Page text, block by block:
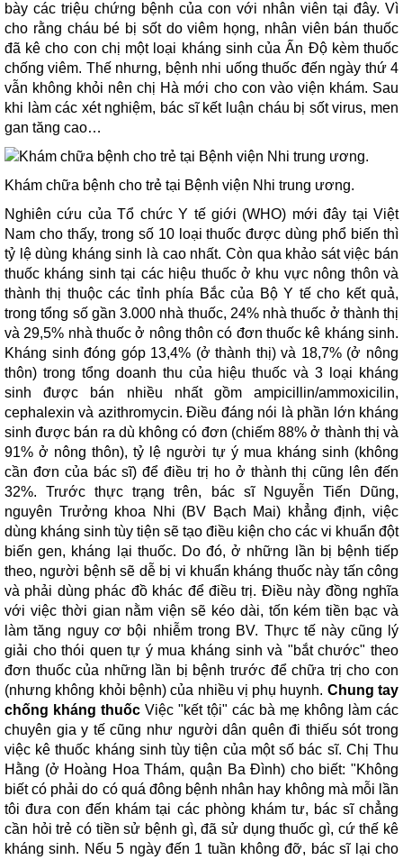
bày các triệu chứng bệnh của con với nhân viên tại đây. Vì
cho rằng cháu bé bị sốt do viêm họng, nhân viên bán thuốc
đã kê cho con chị một loại kháng sinh của Ấn Độ kèm thuốc
chống viêm. Thế nhưng, bệnh nhi uống thuốc đến ngày thứ 4
vẫn không khỏi nên chị Hà mới cho con vào viện khám. Sau
khi làm các xét nghiệm, bác sĩ kết luận cháu bị sốt virus, men
gan tăng cao…
Khám chữa bệnh cho trẻ tại Bệnh viện Nhi trung ương.
Nghiên cứu của Tổ chức Y tế giới (WHO) mới đây tại Việt
Nam cho thấy, trong số 10 loại thuốc được dùng phổ biến thì
tỷ lệ dùng kháng sinh là cao nhất. Còn qua khảo sát việc bán
thuốc kháng sinh tại các hiệu thuốc ở khu vực nông thôn và
thành thị thuộc các tỉnh phía Bắc của Bộ Y tế cho kết quả,
trong tổng số gần 3.000 nhà thuốc, 24% nhà thuốc ở thành thị
và 29,5% nhà thuốc ở nông thôn có đơn thuốc kê kháng sinh.
Kháng sinh đóng góp 13,4% (ở thành thị) và 18,7% (ở nông
thôn) trong tổng doanh thu của hiệu thuốc và 3 loại kháng
sinh được bán nhiều nhất gồm ampicillin/ammoxicilin,
cephalexin và azithromycin. Điều đáng nói là phần lớn kháng
sinh được bán ra dù không có đơn (chiếm 88% ở thành thị và
91% ở nông thôn), tỷ lệ người tự ý mua kháng sinh (không
cần đơn của bác sĩ) để điều trị ho ở thành thị cũng lên đến
32%. Trước thực trạng trên, bác sĩ Nguyễn Tiến Dũng,
nguyên Trưởng khoa Nhi (BV Bạch Mai) khẳng định, việc
dùng kháng sinh tùy tiện sẽ tạo điều kiện cho các vi khuẩn đột
biến gen, kháng lại thuốc. Do đó, ở những lần bị bệnh tiếp
theo, người bệnh sẽ dễ bị vi khuẩn kháng thuốc này tấn công
và phải dùng phác đồ khác để điều trị. Điều này đồng nghĩa
với việc thời gian nằm viện sẽ kéo dài, tốn kém tiền bạc và
làm tăng nguy cơ bội nhiễm trong BV. Thực tế này cũng lý
giải cho thói quen tự ý mua kháng sinh và "bắt chước" theo
đơn thuốc của những lần bị bệnh trước để chữa trị cho con
(nhưng không khỏi bệnh) của nhiều vị phụ huynh. Chung tay
chống kháng thuốc Việc "kết tội" các bà mẹ không làm các
chuyên gia y tế cũng như người dân quên đi thiếu sót trong
việc kê thuốc kháng sinh tùy tiện của một số bác sĩ. Chị Thu
Hằng (ở Hoàng Hoa Thám, quận Ba Đình) cho biết: "Không
biết có phải do có quá đông bệnh nhân hay không mà mỗi lần
tôi đưa con đến khám tại các phòng khám tư, bác sĩ chẳng
cần hỏi trẻ có tiền sử bệnh gì, đã sử dụng thuốc gì, cứ thế kê
kháng sinh. Nếu 5 ngày đến 1 tuần không đỡ, bác sĩ lại cho